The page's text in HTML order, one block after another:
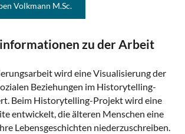
Volkmann M.Sc.
zu der Arbeit
wird eine Visualisierung der
Beziehungen im Historytelling-
Beim Historytelling-Projekt wird eine
entwickelt, die älteren Menschen eine
Lebensgeschichten niederzuschreiben.